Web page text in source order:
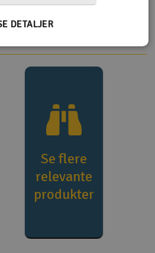
også på
Se flere
relevante
produkter
DETALJER